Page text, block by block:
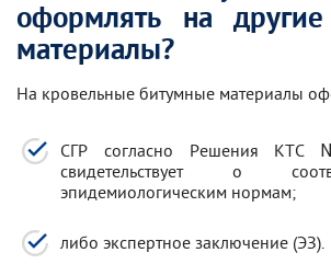
оформлять на
материалы?
На кровельные битумные материалы
СГР согласно Решения КТС
свидетельствует о
эпидемиологическим нормам;
либо экспертное заключение (ЭЗ).